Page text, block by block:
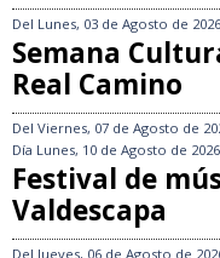
Del Lunes, 03 de Agosto de 2026
Semana
Real Camino
Del Viernes, 07 de Agosto de
Día Lunes, 10 de Agosto de 2026
Festival de
Valdescapa
Del Jueves, 06 de Agosto de